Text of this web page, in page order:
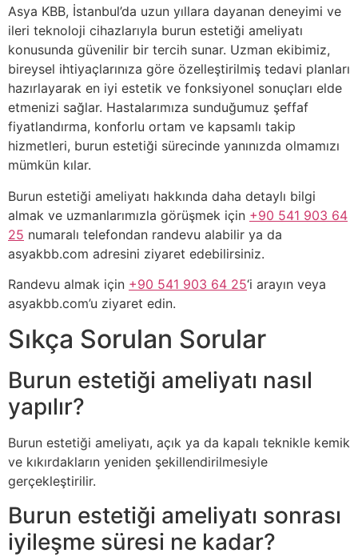
Asya KBB, İstanbul’da uzun yıllara dayanan deneyimi ve
ileri teknoloji cihazlarıyla burun estetiği ameliyatı
konusunda güvenilir bir tercih sunar. Uzman ekibimiz,
bireysel ihtiyaçlarınıza göre özelleştirilmiş tedavi planları
hazırlayarak en iyi estetik ve fonksiyonel sonuçları elde
etmenizi sağlar. Hastalarımıza sunduğumuz şeffaf
fiyatlandırma, konforlu ortam ve kapsamlı takip
hizmetleri, burun estetiği sürecinde yanınızda olmamızı
mümkün kılar.
Burun estetiği ameliyatı hakkında daha detaylı bilgi
almak ve uzmanlarımızla görüşmek için +90 541 903 64
25 numaralı telefondan randevu alabilir ya da
asyakbb.com adresini ziyaret edebilirsiniz.
Randevu almak için +90 541 903 64 25‘i arayın veya
asyakbb.com’u ziyaret edin.
Sıkça Sorulan Sorular
Burun estetiği ameliyatı nasıl
yapılır?
Burun estetiği ameliyatı, açık ya da kapalı teknikle kemik
ve kıkırdakların yeniden şekillendirilmesiyle
gerçekleştirilir.
Burun estetiği ameliyatı sonrası
iyileşme süresi ne kadar?